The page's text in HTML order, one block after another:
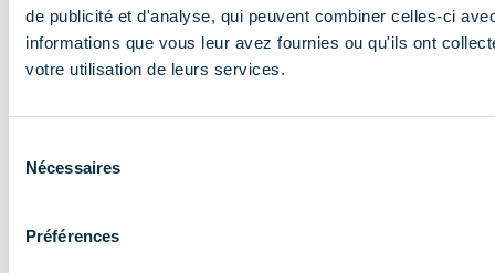
de publicité et d'analyse, qui peuvent combiner celles-ci
informations que vous leur avez fournies ou qu'ils ont
votre utilisation de leurs services.
Nécessaires
Préférences
Le COMIDENT
apporte son
entreprises et
les accompagne